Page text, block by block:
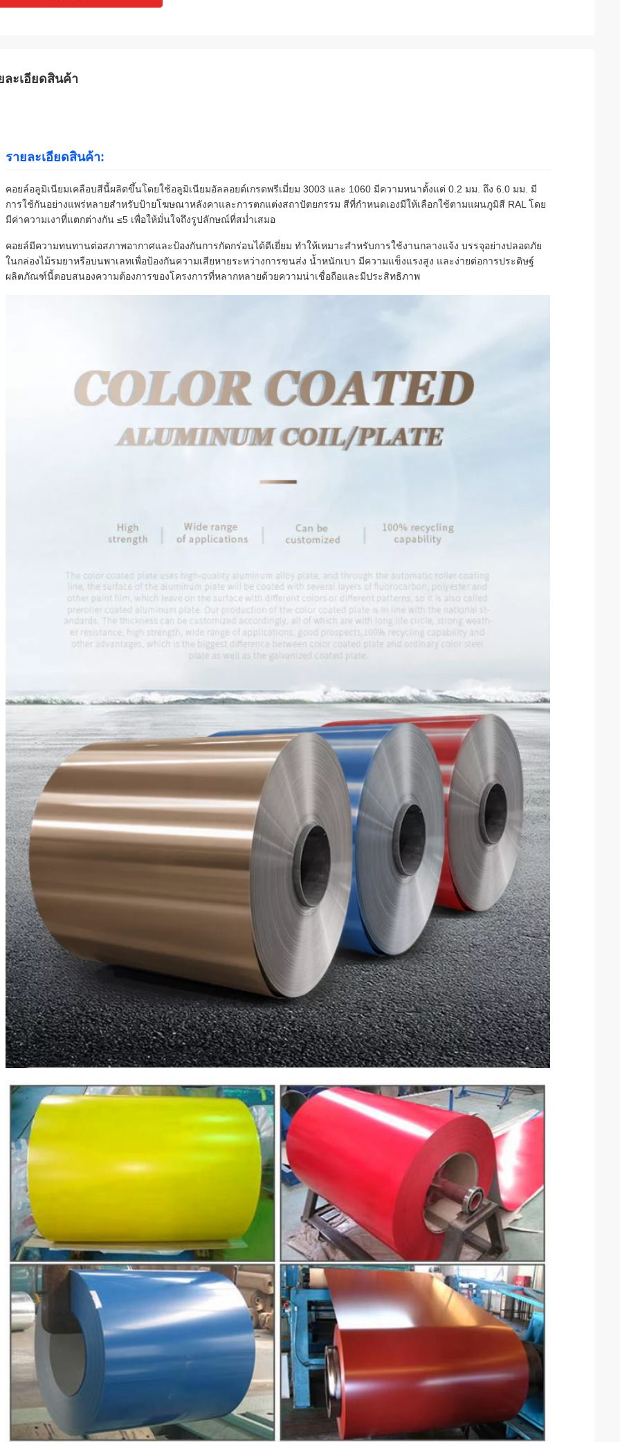
ละเอียดสินค้า
รายละเอียดสินค้า:
คอยล์อลูมิเนียมเคลือบสีนี้ผลิตขึ้นโดยใช้อลูมิเนียมอัลลอยด์เกรดพรีเมี่ยม 3003 และ 1060 มีความหนาตั้งแต่ 0.2 มม. ถึง 6.0 มม. มี
การใช้กันอย่างแพร่หลายสำหรับป้ายโฆษณาหลังคาและการตกแต่งสถาปัตยกรรม สีที่กำหนดเองมีให้เลือกใช้ตามแผนภูมิสี RAL โดย
มีค่าความเงาที่แตกต่างกัน ≤5 เพื่อให้มั่นใจถึงรูปลักษณ์ที่สม่ำเสมอ
คอยล์มีความทนทานต่อสภาพอากาศและป้องกันการกัดกร่อนได้ดีเยี่ยม ทำให้เหมาะสำหรับการใช้งานกลางแจ้ง บรรจุอย่างปลอดภัย
ในกล่องไม้รมยาหรือบนพาเลทเพื่อป้องกันความเสียหายระหว่างการขนส่ง น้ำหนักเบา มีความแข็งแรงสูง และง่ายต่อการประดิษฐ์
ผลิตภัณฑ์นี้ตอบสนองความต้องการของโครงการที่หลากหลายด้วยความน่าเชื่อถือและมีประสิทธิภาพ